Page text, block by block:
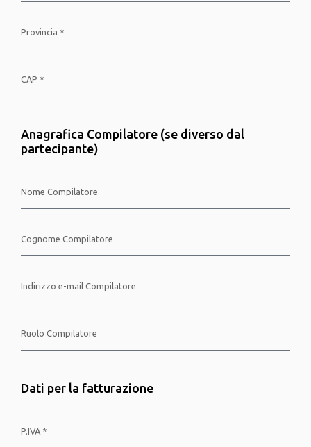
Anagrafica Compilatore (se diverso dal
partecipante)
Dati per la fatturazione